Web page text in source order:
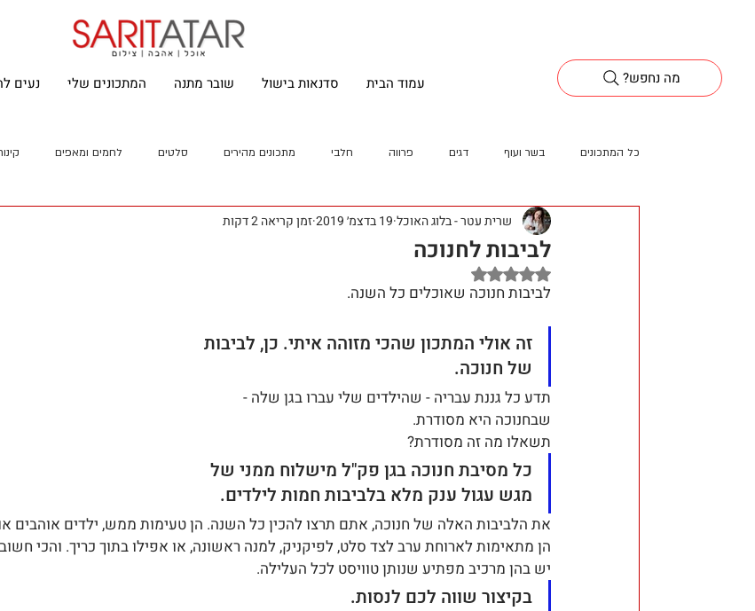
עמוד הבית סדנאות בישול שובר מתנה המתכונים שלי נעים ?מה נחפש
כל המתכונים בשר ועוף דגים פרווה חלבי מתכונים מהירים סלטים לחמים ומאפים
לביבות לחנוכה
שרית עטר - בלוג האוכל 19 בדצמ׳ 2019 זמן קריאה 2 דקות
דירוג של NaN מתוך 5 כוכבים
לביבות חנוכה שאוכלים כל השנה.
זה אולי המתכון שהכי מזוהה איתי. כן, לביבות
של חנוכה.
תדע כל גננת עבריה - שהילדים שלי עברו בגן שלה -
שבחנוכה היא מסודרת.
תשאלו מה זה מסודרת?
כל מסיבת חנוכה בגן פק"ל מישלוח ממני של
מגש עגול ענק מלא בלביבות חמות לילדים.
את הלביבות האלה של חנוכה, אתם תרצו להכין כל השנה. הן טעימות ממש, ילדים אוהבים
הן מתאימות לארוחת ערב לצד סלט, לפיקניק, למנה ראשונה, או אפילו בתוך כריך. והכי
יש בהן מרכיב מפתיע שנותן טוויסט לכל העלילה.
בקיצור שווה לכם לנסות.